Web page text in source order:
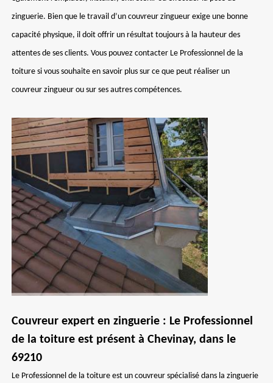
zinguerie. Bien que le travail d’un couvreur zingueur exige une bonne
capacité physique, il doit offrir un résultat toujours à la hauteur des
attentes de ses clients. Vous pouvez contacter Le Professionnel de la
toiture si vous souhaite en savoir plus sur ce que peut réaliser un
couvreur zingueur ou sur ses autres compétences.
Couvreur expert en zinguerie : Le Professionnel
de la toiture est présent à Chevinay, dans le
69210
Le Professionnel de la toiture est un couvreur spécialisé dans la zinguerie